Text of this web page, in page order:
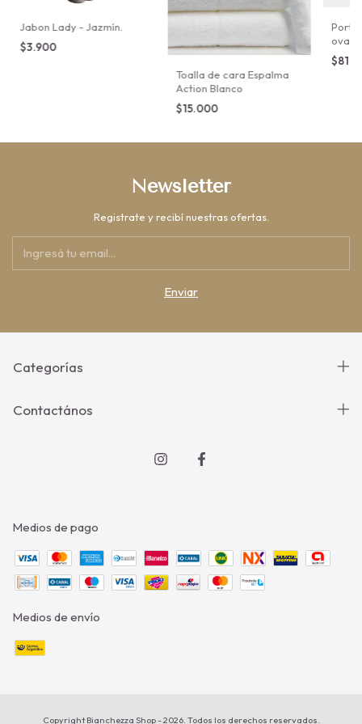
Jabon Lady - Jazmín.
$3.900
Toalla de cara Espalma
Action Blanco
$15.000
oval.
Newsletter
Registrate y recibí nuestras ofertas.
Categorías
Contactános
Medios de pago
Medios de envío
Copyright Bianchezza Shop - 2026. Todos los derechos reservados.